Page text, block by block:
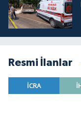
Resmi İlanlar